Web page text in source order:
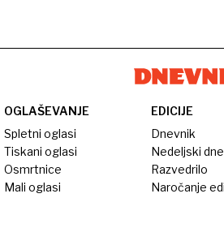
OGLAŠEVANJE
Spletni oglasi
Tiskani oglasi
Osmrtnice
Mali oglasi
EDICIJE
Dnevnik
Nedeljski
Razvedrilo
Naročanje